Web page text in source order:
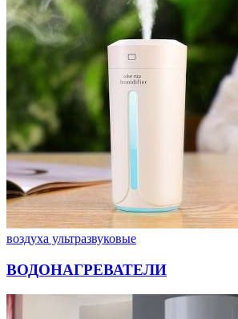
воздуха ультразвуковые
ВОДОНАГРЕВАТЕЛИ